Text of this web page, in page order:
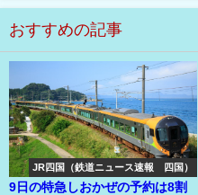
おすすめの記事
JR四国（鉄道ニュース速報 四国）
9日の特急しおかぜの予約は8割